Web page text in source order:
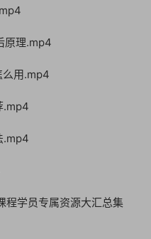
原理.mp4
用.mp4
.mp4
.mp4
程学员专属资源大汇总集